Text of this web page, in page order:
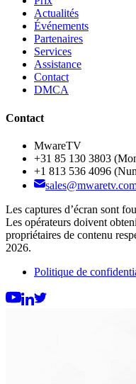
Actualités
Événements
Partenaires
Services
Assistance
Contact
DMCA
Contact
MwareTV
+31 85 130 3803
+1 813 536 4096
Les captures d’écran sont
Les opérateurs doivent
propriétaires de contenu
2026.
Politique de